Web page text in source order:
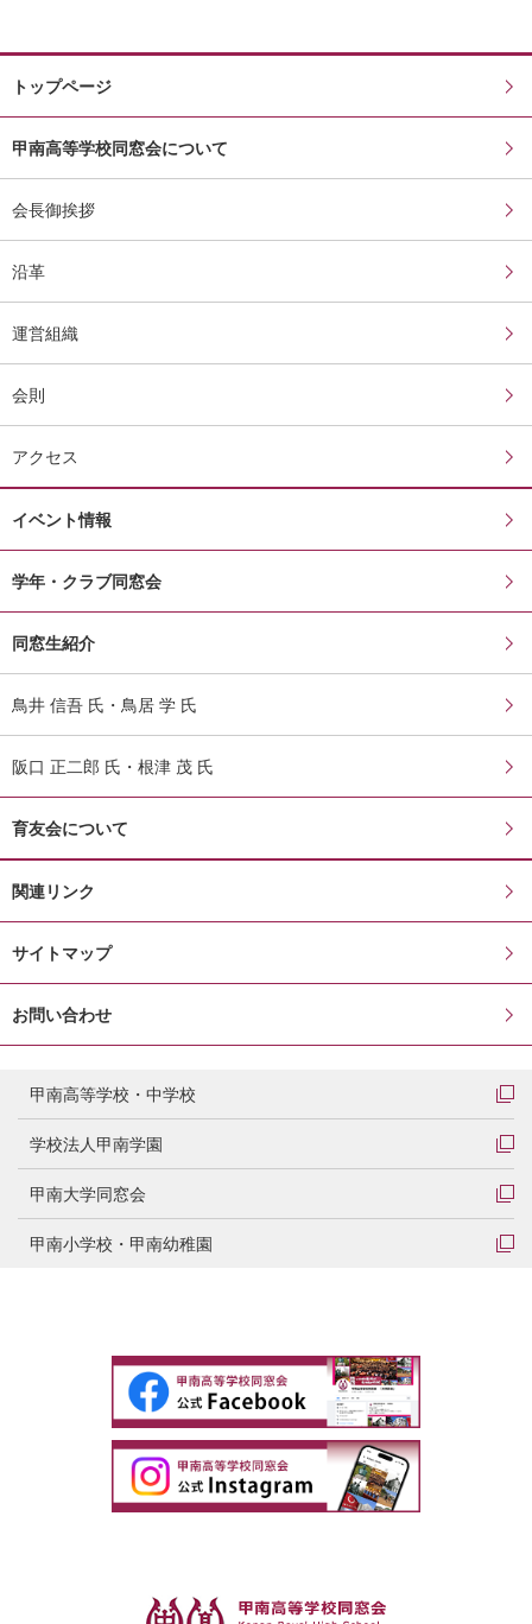
トップページ
甲南高等学校同窓会について
会長御挨拶
沿革
運営組織
会則
アクセス
イベント情報
学年・クラブ同窓会
同窓生紹介
鳥井 信吾 氏・鳥居 学 氏
阪口 正二郎 氏・根津 茂 氏
育友会について
関連リンク
サイトマップ
お問い合わせ
甲南高等学校・中学校
学校法人甲南学園
甲南大学同窓会
甲南小学校・甲南幼稚園